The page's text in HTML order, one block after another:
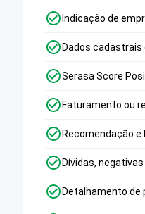
Indicação de
Dados
Serasa Score
Faturamento ou
Recomendação
Dívidas,
Detalhamento